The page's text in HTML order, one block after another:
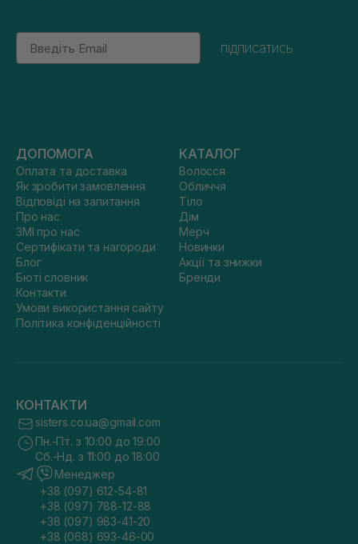
Email
підписатись
ДОПОМОГА
Оплата та доставка
Як зробити замовлення
Відповіді на запитання
Про нас
ЗМІ про нас
Сертифікати та нагороди
Блог
Бюті словник
Контакти
Умови використання сайту
Політика конфіденційності
КАТАЛОГ
Волосся
Обличчя
Тіло
Дім
Мерч
Новинки
Акції та знижки
Бренди
КОНТАКТИ
sisters.co.ua@gmail.com
Пн.-Пт. з 10:00 до 19:00
Сб.-Нд. з 11:00 до 18:00
Менеджер
+38 (097) 612-54-81
+38 (097) 788-12-88
+38 (097) 983-41-20
+38 (068) 693-46-00